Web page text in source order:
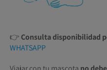
👉 Consulta disponibilidad
WHATSAPP